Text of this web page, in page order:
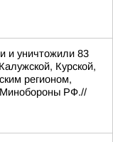
и уничтожили 83
Курской,
регионом,
РФ.//